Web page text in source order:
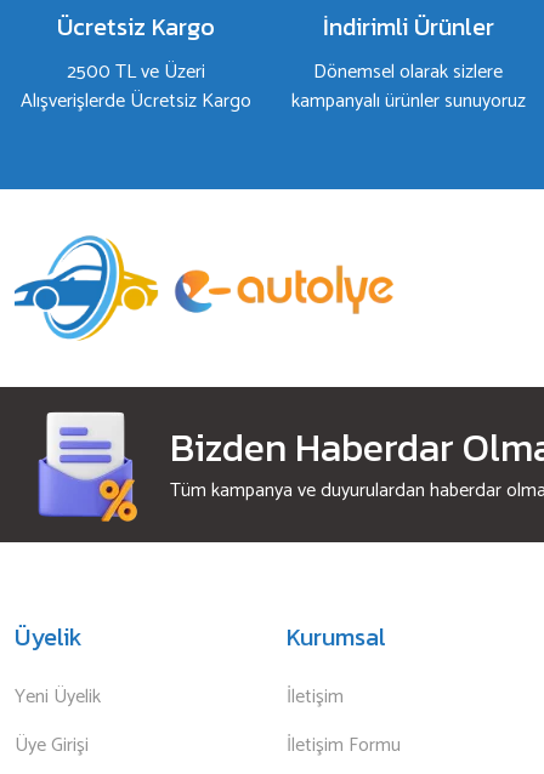
Bu ürüne benzer farklı alternatifler olmalı.
Ücretsiz Kargo
2500 TL ve Üzeri
Alışverişlerde Ücretsiz Kargo
İndirimli Ürünler
Dönemsel olarak sizlere
kampanyalı ürünler sunuyoruz
Bizden Haberdar
Tüm kampanya ve duyurulardan haberdar
Üyelik
Yeni Üyelik
Üye Girişi
Kurumsal
İletişim
İletişim Formu